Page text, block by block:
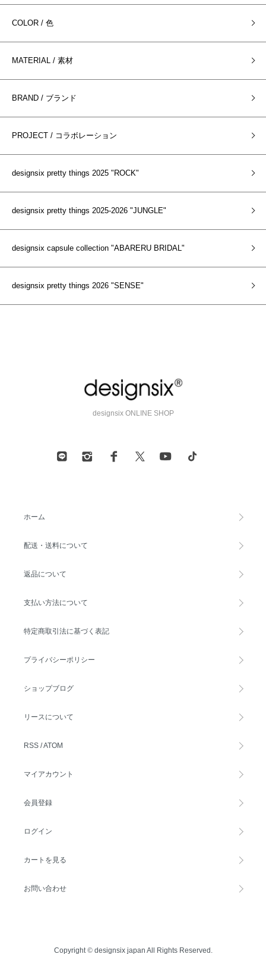
COLOR / 色
MATERIAL / 素材
BRAND / ブランド
PROJECT / コラボレーション
designsix pretty things 2025 "ROCK"
designsix pretty things 2025-2026 "JUNGLE"
designsix capsule collection "ABARERU BRIDAL"
designsix pretty things 2026 "SENSE"
designsix ONLINE SHOP
ホーム
配送・送料について
返品について
支払い方法について
特定商取引法に基づく表記
プライバシーポリシー
ショップブログ
リースについて
RSS /ATOM
マイアカウント
会員登録
ログイン
カートを見る
お問い合わせ
Copyright ©designsix japan All Rights Reserved.